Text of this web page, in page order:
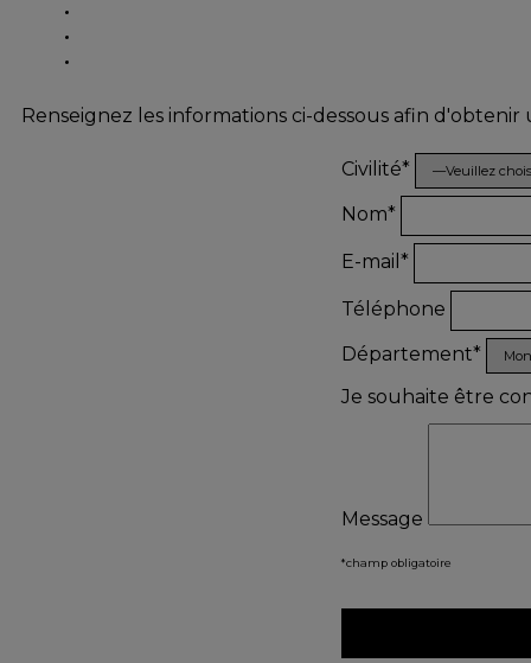
Renseignez les informations ci-dessous afin
Civilité*
Nom*
E-mail*
Téléphone
Département*
Je souhaite être
Message
*champ obligatoire